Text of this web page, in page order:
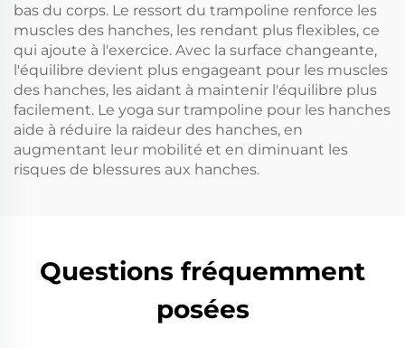
bas du corps. Le ressort du trampoline renforce les
muscles des hanches, les rendant plus flexibles, ce
qui ajoute à l'exercice. Avec la surface changeante,
l'équilibre devient plus engageant pour les muscles
des hanches, les aidant à maintenir l'équilibre plus
facilement. Le yoga sur trampoline pour les hanches
aide à réduire la raideur des hanches, en
augmentant leur mobilité et en diminuant les
risques de blessures aux hanches.
Questions fréquemment
posées